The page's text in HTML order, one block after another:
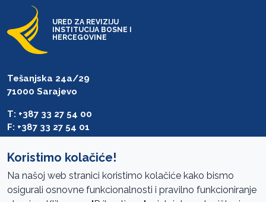
URED ZA REVIZIJU
INSTITUCIJA BOSNE I
HERCEGOVINE
Tešanjska 24a/29
71000 Sarajevo
T: +387 33 27 54 00
F: +387 33 27 54 01
Koristimo kolačiće!
Na našoj web stranici koristimo kolačiće kako bismo
osigurali osnovne funkcionalnosti i pravilno funkcioniranje